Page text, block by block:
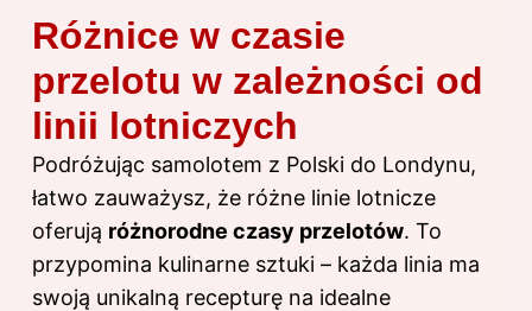
Różnice w czasie
przelotu w zależności od
linii lotniczych
Podróżując samolotem z Polski do Londynu,
łatwo zauważysz, że różne linie lotnicze
oferują różnorodne czasy przelotów. To
przypomina kulinarne sztuki – każda linia ma
swoją unikalną recepturę na idealne